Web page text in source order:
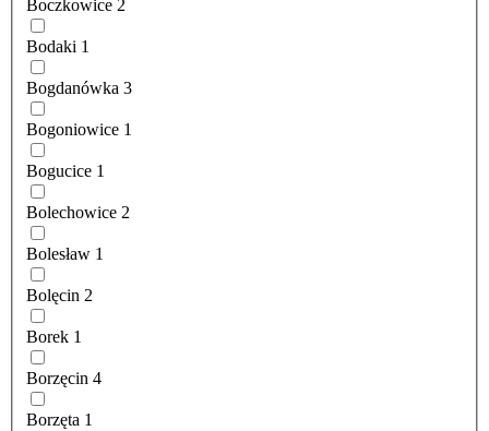
Boczkowice 2
Bodaki 1
Bogdanówka 3
Bogoniowice 1
Bogucice 1
Bolechowice 2
Bolesław 1
Bolęcin 2
Borek 1
Borzęcin 4
Borzęta 1